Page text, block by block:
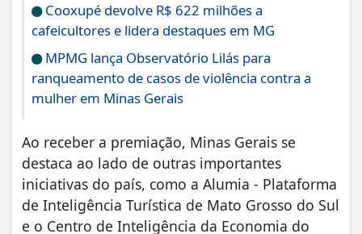
Cooxupé devolve R$ 622 milhões a
cafeicultores e lidera destaques em MG
MPMG lança Observatório Lilás para
ranqueamento de casos de violência contra a
mulher em Minas Gerais
Ao receber a premiação, Minas Gerais se
destaca ao lado de outras importantes
iniciativas do país, como a Alumia - Plataforma
de Inteligência Turística de Mato Grosso do Sul
e o Centro de Inteligência da Economia do